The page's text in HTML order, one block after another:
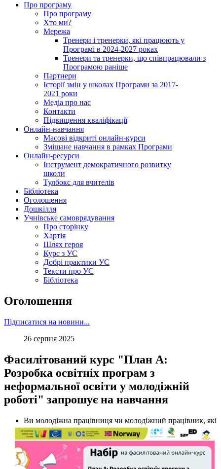
Про програму
Про програму
Хто ми?
Мережа
Тренери і тренерки, які працюють у
Програмі в 2024-2027 роках
Тренери та тренерки, що співпрацювали з
Програмою раніше
Партнери
Історії змін у школах Програми за 2017-
2021 роки
Медіа про нас
Контакти
Підвищення кваліфікації
Онлайн-навчання
Масові відкриті онлайн-курси
Змішане навчання в рамках Програми
Онлайн-ресурси
Інструмент демократичного розвитку
школи
Тулбокс для вчителів
Бібліотека
Оголошення
Дошкілля
Учнівське самоврядування
Про сторінку
Хартія
Шлях героя
Курс з УС
Добрі практики УС
Тексти про УС
Бібліотека
Оголошення
Підписатися на новини...
26 серпня 2025
Фасилітований курс "План А:
Розробка освітніх програм з
неформальної освіти у молодіжній
роботі" запрошує на навчання
Ви молодіжна працівниця чи молодіжний працівник, які